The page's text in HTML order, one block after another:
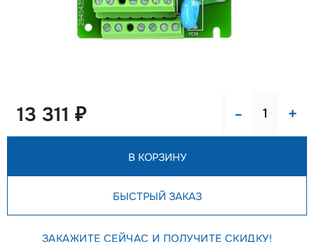
13 311 ₽ - +
В КОРЗИНУ
БЫСТРЫЙ ЗАКАЗ
ЗАКАЖИТЕ СЕЙЧАС И ПОЛУЧИТЕ СКИДКУ!